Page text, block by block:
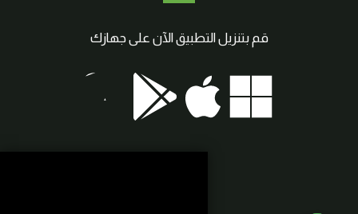
قم بتنزيل التطبيق الآن على جهازك